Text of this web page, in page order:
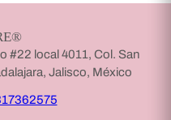
#22 local 4011, Col. San
Jalisco, México